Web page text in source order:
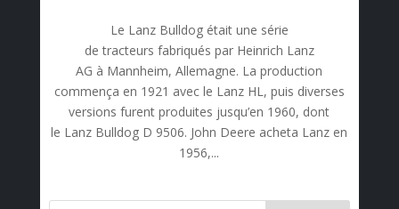
Le Lanz Bulldog était une série
de tracteurs fabriqués par Heinrich Lanz
AG à Mannheim, Allemagne. La production
commença en 1921 avec le Lanz HL, puis diverses
versions furent produites jusqu’en 1960, dont
le Lanz Bulldog D 9506. John Deere acheta Lanz en
1956,...